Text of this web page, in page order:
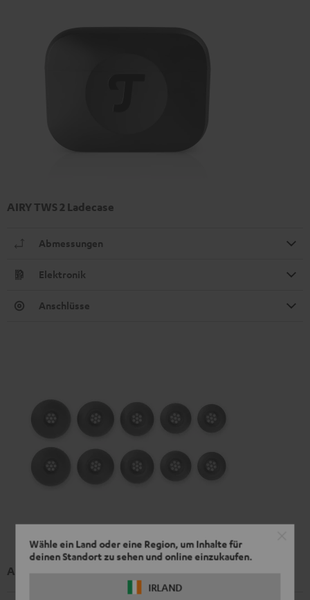
Wähle ein Land oder eine Region, um Inhalte für
deinen Standort zu sehen und online einzukaufen.
IRLAND
AIRY TWS 2 Ladecase
Abmessungen
Elektronik
Anschlüsse
AIRY TWS 2/ TWS PRO / SPORTS TWS 2 Ear-Tips